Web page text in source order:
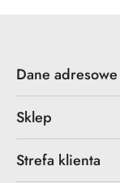
Dane adresowe
Sklep
Strefa klienta